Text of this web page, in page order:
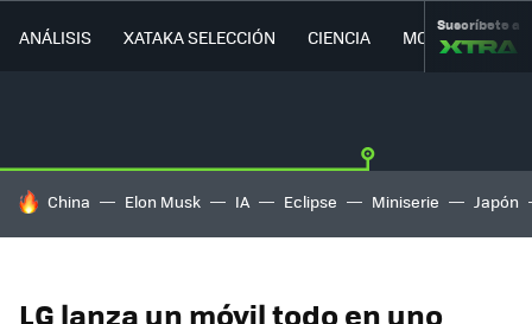
ANÁLISIS XATAKA SELECCIÓN CIENCIA MOVILIDAD
Suscríbete a
HOY SE HABLA DE
China Elon Musk IA Eclipse Miniserie Japón
LG lanza un móvil todo en uno